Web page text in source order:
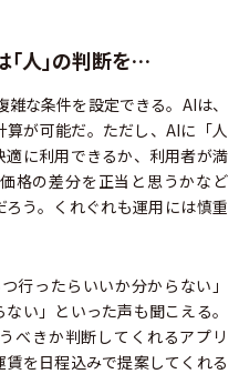
「人」の判断を…
な条件を設定できる。AIは、
が可能だ。ただし、AIに「人
に利用できるか、利用者が満
格の差分を正当と思うかなど
う。くれぐれも運用には慎重
行ったらいいか分からない」
い」といった声も聞こえる。
べきか判断してくれるアプリ
を日程込みで提案してくれる